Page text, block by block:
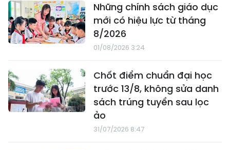
Những chính sách giáo dục
mới có hiệu lực từ tháng
8/2026
01/08/2026 3:24
Chốt điểm chuẩn đại học
trước 13/8, không sửa danh
sách trúng tuyển sau lọc
ảo
31/07/2026 8:47